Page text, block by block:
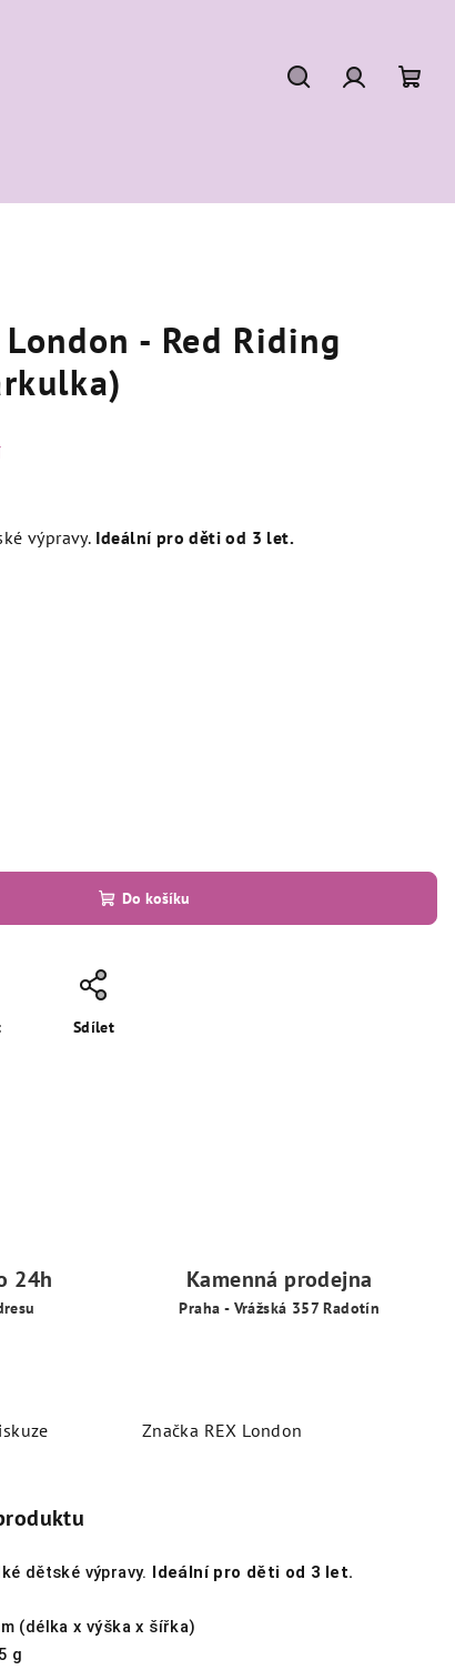
- Red Riding
výpravy. Ideální pro děti od 3 let.
Do košíku
Sdílet
24h Kamenná prodejna
Praha - Vrážská 357 Radotín
Značka REX London
dětské výpravy. Ideální pro děti od 3 let.
(délka x výška x šířka)
g